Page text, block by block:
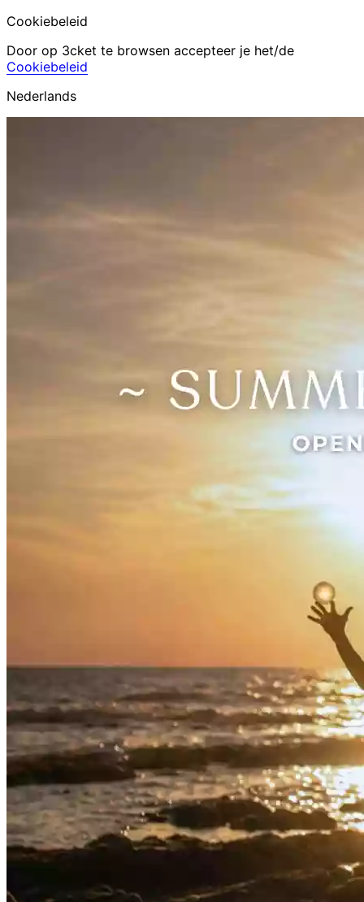
Cookiebeleid
Door op 3cket te browsen accepteer je het/de
Cookiebeleid
Nederlands